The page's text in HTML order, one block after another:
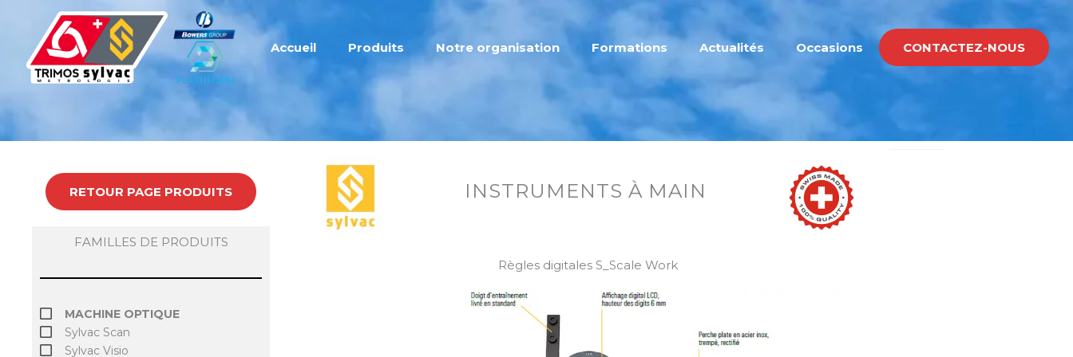
contenu
Accueil Produits Notre organisation Formations Actualités Occasions CONTACTEZ-NOUS
RETOUR PAGE PRODUITS
FAMILLES DE PRODUITS
MACHINE OPTIQUE
Sylvac Scan
Sylvac Visio
INSTRUMENTS À MAIN
Règles digitales S_Scale Work